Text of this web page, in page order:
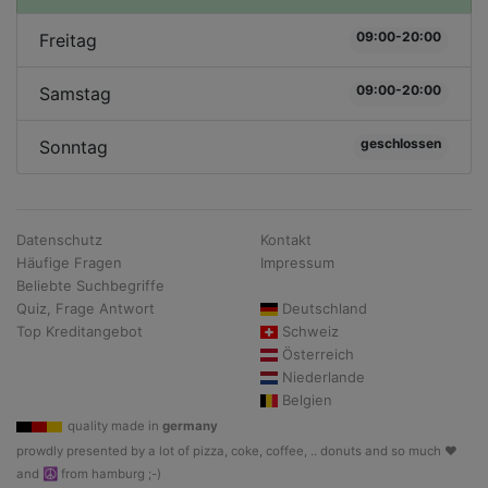
Freitag 09:00-20:00
Samstag 09:00-20:00
Sonntag geschlossen
Datenschutz
Häufige Fragen
Beliebte Suchbegriffe
Quiz, Frage Antwort
Top Kreditangebot
Kontakt
Impressum
Deutschland
Schweiz
Österreich
Niederlande
Belgien
quality made in germany
prowdly presented by a lot of pizza, coke, coffee, .. donuts and so much ♥
and ☮ from hamburg ;-)